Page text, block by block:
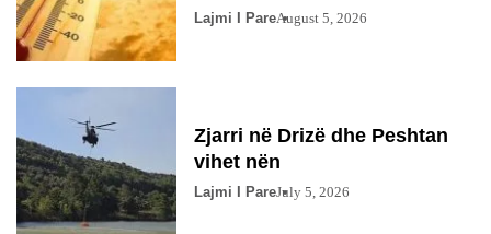
Lajmi I PareAugust 5, 2026
Zjarri në Drizë dhe Peshtan
vihet nën
Lajmi I PareJuly 5, 2026